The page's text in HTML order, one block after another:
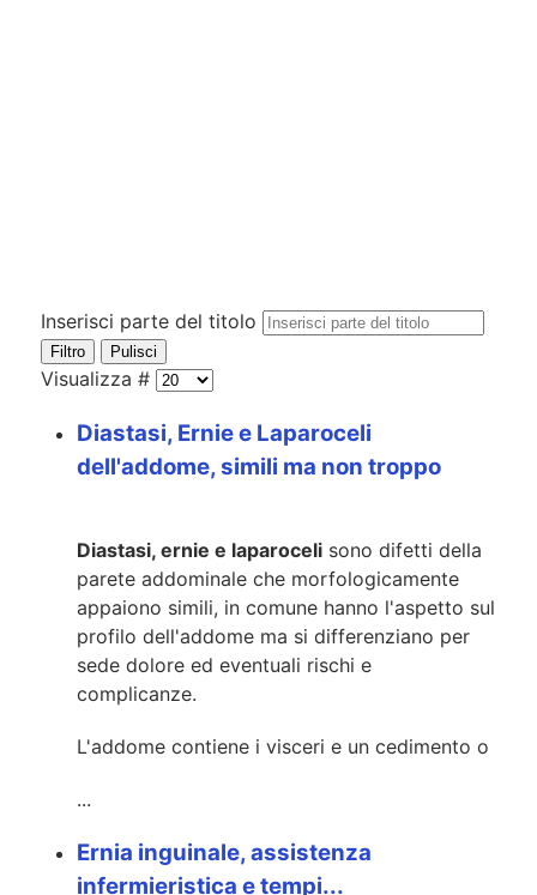
Inserisci parte del titolo
Filtro Pulisci
Visualizza #
Diastasi, Ernie e Laparoceli
dell'addome, simili ma non troppo
Diastasi, ernie e laparoceli sono difetti della
parete addominale che morfologicamente
appaiono simili, in comune hanno l'aspetto sul
profilo dell'addome ma si differenziano per
sede dolore ed eventuali rischi e
complicanze.
L'addome contiene i visceri e un cedimento o
...
Ernia inguinale, assistenza
infermieristica e tempi...